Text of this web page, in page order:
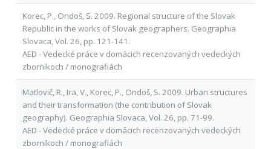
Korec, P., Ondoš, S. 2009. Regional structure of the Slovak
Republic in the works of Slovak geographers. Geographia
Slovaca, Vol. 26, pp. 121-141.
AED - Vedecké práce v domácich recenzovaných vedeckých
zborníkoch / monografiách
Matlovič, R., Ira, V., Korec, P., Ondoš, S. 2009. Urban structures
and their transformation (the contribution of Slovak
geography). Geographia Slovaca, Vol. 26, pp. 71-99.
AED - Vedecké práce v domácich recenzovaných vedeckých
zborníkoch / monografiách